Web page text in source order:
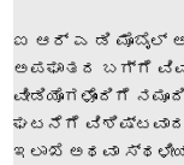
ಐ ಆರ್ ಎ ಡಿ ಮೊಬೈಲ್
ಅಪಘಾತದ ಬಗ್ಗೆ
ವೀಡಿಯೊಗಳೊಂದಿಗೆ
ಘಟನೆಗೆ ವಿಶಿಷ್ಟವಾದ
ಇಲಾಖೆ ಅಥವಾ